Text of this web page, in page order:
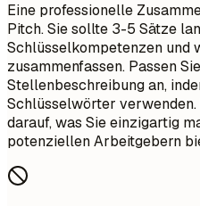
Eine professionelle
Pitch. Sie sollte 3-5 Sätze
Schlüsselkompetenzen und
zusammenfassen. Passen
Stellenbeschreibung an,
Schlüsselwörter
darauf, was Sie einzigartig
potenziellen Arbeitgebern